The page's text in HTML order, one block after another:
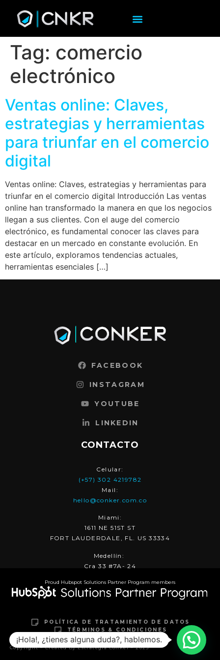
Tag: comercio
electrónico
Ventas online: Claves,
estrategias y herramientas
para triunfar en el comercio
digital
Ventas online: Claves, estrategias y herramientas para
triunfar en el comercio digital Introducción Las ventas
online han transformado la manera en que los negocios
llegan a sus clientes. Con el auge del comercio
electrónico, es fundamental conocer las claves para
destacar en un mercado en constante evolución. En
este artículo, exploramos tendencias actuales,
herramientas esenciales […]
FACEBOOK
INSTAGRAM
YOUTUBE
LINKEDIN
CONTACTO
Celular:
(+57) 302 4219782
Mail:
hello@conker.com.co
Miami:
1611 NE 51ST ST
FORT LAUDERDALE, FL. US 33334
Medellín:
Cra 33 #7A- 24
Proud Hubspot Solutions Partner Program members
POLÍTICA DE TRATAMIENTO DE DATOS
TÉRMINOS & CONDICIONES
Copyright – Created By Estrategia Conker – 2025
¡Hola!, ¿tienes alguna duda?, hablemos.